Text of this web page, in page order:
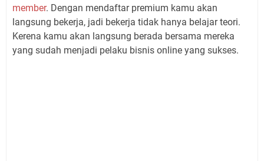
member. Dengan mendaftar premium kamu akan
langsung bekerja, jadi bekerja tidak hanya belajar teori.
Kerena kamu akan langsung berada bersama mereka
yang sudah menjadi pelaku bisnis online yang sukses.